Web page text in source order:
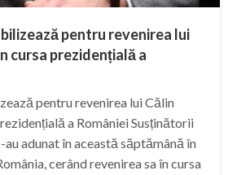
pentru revenirea lui
cursa prezidențială a
pentru revenirea lui Călin
a României Susținătorii
au adunat în această săptămână în
cerând revenirea sa în cursa